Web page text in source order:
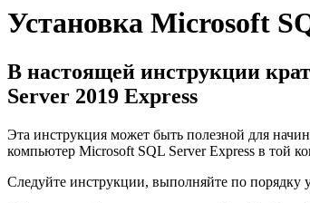
Установка Microsoft
В настоящей инструкции
Server 2019 Express
Эта инструкция может быть полезной для
компьютер Microsoft SQL Server Express в той
Следуйте инструкции, выполняйте по порядку